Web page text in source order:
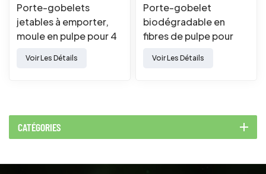
Porte-gobelets
jetables à emporter,
moule en pulpe pour 4
Voir Les Détails
Porte-gobelet
biodégradable en
fibres de pulpe pour
tasses).
Voir Les Détails
CATÉGORIES